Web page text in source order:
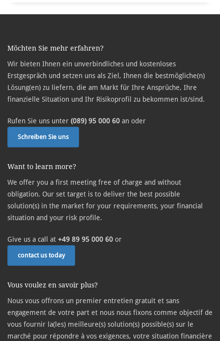
Möchten Sie mehr erfahren?
Wir bieten Ihnen ein unverbindliches und kostenloses
Erstgespräch und setzen uns als Ziel, Ihnen die bestmögliche(n)
Lösung(en) zu liefern, die am Markt für Ihre Ansprüche, Ihre
finanzielle Situation und Ihr Risikoprofil zu bekommen ist/sind.
Rufen Sie uns unter (089) 95 000 60 an oder
Schreiben Sie uns
Want to learn more?
We offer you a first meeting free of charge and without
obligation. Our set target is to deliver the best possible
solution(s) in the market for your requirements, your financial
situation and your risk profile.
Give us a call at +49 89 95 000 60 or
contact us today
Vous voulez en savoir plus?
Nous vous offrons un premier entretien gratuit et sans
engagement de votre part et nous nous fixons comme objectif de
vous fournir la(les) meilleure(s) solution(s) possible(s) sur le
marché pour répondre à vos exigences, votre situation financière